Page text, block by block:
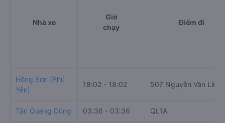
Nhà xe
Giờ
chạy
Điểm đi
Hồng Sơn (Phú
Yên)
18:02 - 18:02 507 Nguyễn Văn Linh
Tân Quang Dũng 03:36 - 03:36 QL1A